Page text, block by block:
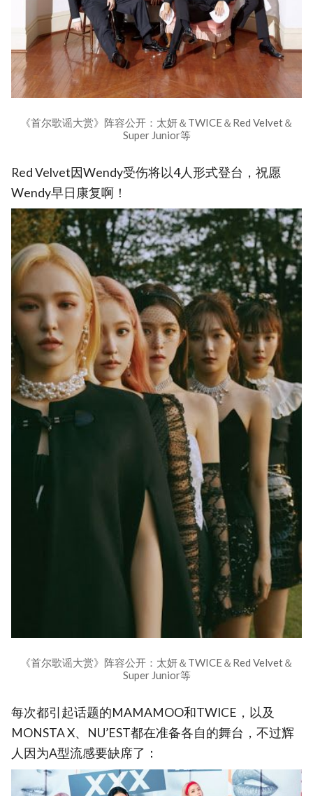
《首尔歌谣大赏》阵容公开：太妍＆TWICE＆Red Velvet＆
Super Junior等
Red Velvet因Wendy受伤将以4人形式登台，祝愿
Wendy早日康复啊！
《首尔歌谣大赏》阵容公开：太妍＆TWICE＆Red Velvet＆
Super Junior等
每次都引起话题的MAMAMOO和TWICE，以及
MONSTA X、NU’EST都在准备各自的舞台，不过辉
人因为A型流感要缺席了：